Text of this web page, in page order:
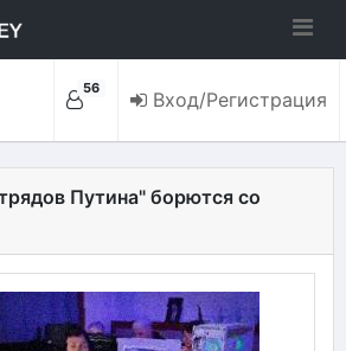
56 Вход/Регистрация
Путина" борются со